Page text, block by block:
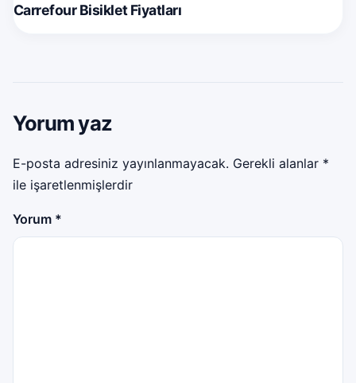
Carrefour Bisiklet Fiyatları
Yorum yaz
E-posta adresiniz yayınlanmayacak. Gerekli alanlar *
ile işaretlenmişlerdir
Yorum *